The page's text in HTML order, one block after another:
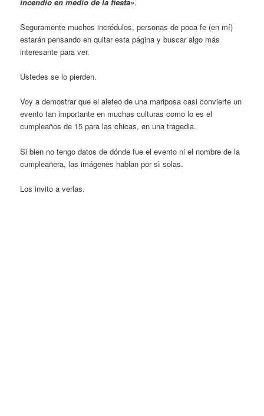
Seguramente muchos incrédulos, personas de poca fe (en mí)
estarán pensando en quitar esta página y buscar algo más
interesante para ver.
Ustedes se lo pierden.
Voy a demostrar que el aleteo de una mariposa casi convierte un
evento tan importante en muchas culturas como lo es el
cumpleaños de 15 para las chicas, en una tragedia.
Si bien no tengo datos de dónde fue el evento ni el nombre de la
cumpleañera, las imágenes hablan por sì solas.
Los invito a verlas.